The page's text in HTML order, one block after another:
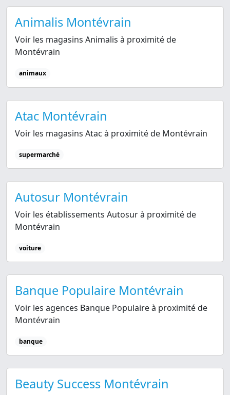
Animalis Montévrain
Voir les magasins Animalis à proximité de
Montévrain
animaux
Atac Montévrain
Voir les magasins Atac à proximité de Montévrain
supermarché
Autosur Montévrain
Voir les établissements Autosur à proximité de
Montévrain
voiture
Banque Populaire Montévrain
Voir les agences Banque Populaire à proximité de
Montévrain
banque
Beauty Success Montévrain